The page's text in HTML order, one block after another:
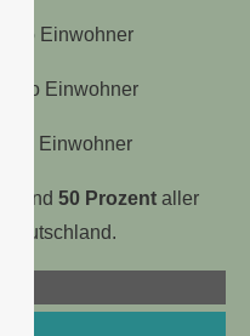
Mio Einwohner
Einwohner
Einwohner
rund 50 Prozent aller